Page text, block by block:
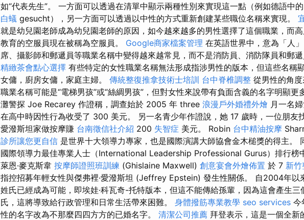
如“代表先生”。 一方面可以透過在清單中顯示兩種性別來實現這一點（例如德語中
白蟻 gesucht），另一方面可以透過以中性的方式重新創建某些職位名稱來實現。
就是幼兒園老師成為幼兒園老師的原因，如今越來越多的男性選擇了這個職業，而
教育的空服員現在被稱為空服員。 Google商家檔案管理 在英語世界中，意為「人
席、攝影師和郵遞員等職業名稱中變得越來越常見，而不是消防員、消防隊員和郵
精緻茶會點心選擇 有些特定的女性職業名稱無法形成指涉男性的版本，但這些名稱
女傭，廚房女傭，家庭主婦。 傳統整復推拿技術士培訓 台中脊椎調整 從男性的角
職業名稱可能是“電梯男孩”或“絲綢男孩”，但對女性來說帶有負面含義的名字明顯更
灘警探 Joe Recarey 作證稱，調查始於 2005 年 three 浪漫戶外婚禮外燴 月一名
在高中時因性行為收受了 300 美元。 另一名青少年作證說，她 17 歲時，一位朋友
愛潑斯坦家做按摩賺 台南徵信社介紹 200 失智症 美元。 Robin 台中精油按摩
診所讓您更自信 是世界十大領導力專家，也是國際演講大師協會金木槌獎的得主。
國際領導力最佳專業人士（International Leadership Professional Gurus）排行榜
萊恩·麥克斯韋 按摩師證照班訓練 (Ghislaine Maxwell) 創意宴會外燴佈置 於 7 新
指控招募年輕女性與傑弗裡·愛潑斯坦 (Jeffrey Epstein) 發生性關係。 自2004年以
姓氏已經成為可能，即埃娃·科瓦奇-托特版本，但這不能傳給孫輩，因為這會產生
氏，這將導致給行政管理和日常生活帶來困難。 身體撥筋專業教學 seo services 今
性的名字改為不那麼四四方方的已婚名字。 清潔公司推薦 拜登表示，這是一個全新